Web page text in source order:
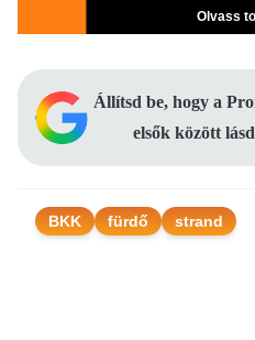
Olvass
Állítsd be, hogy a
elsők között
BKK fürdő strand